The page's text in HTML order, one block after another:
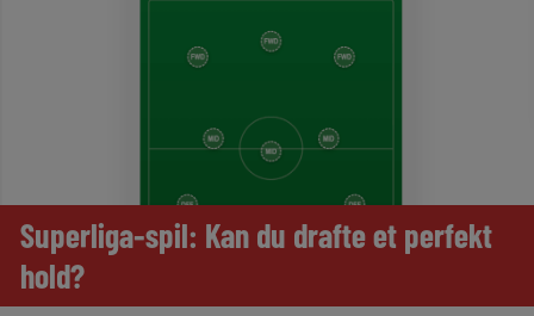
Superliga-spil: Kan du drafte et perfekt
hold?